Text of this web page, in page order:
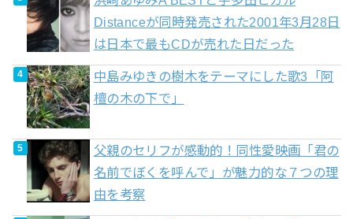
Distanceが同時発売された2001年3月28日
は日本で最もCDが売れた日だった
中島みゆきの樹木をテーマにした歌3「阿
檀の木の下で」
父親のセリフが感動的！同性愛映画「君の
名前でぼくを呼んで」が魅力的な７つの理
由を考察